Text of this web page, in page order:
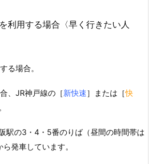
用する場合〈早く行きたい人
る場合。
、JR神戸線の［新快速］または［快
駅の3・4・5番のりば（昼間の時間帯は
発車しています。